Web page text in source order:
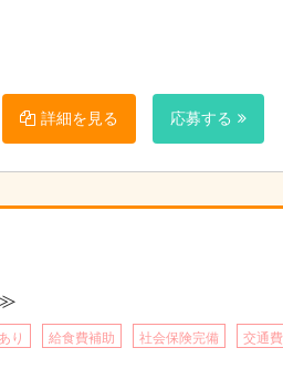
詳細を見る 応募する
り 給食費補助 社会保険完備 交通